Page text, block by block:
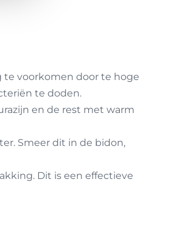
te voorkomen door te hoge
te doden.
en de rest met warm
Smeer dit in de bidon,
Dit is een effectieve